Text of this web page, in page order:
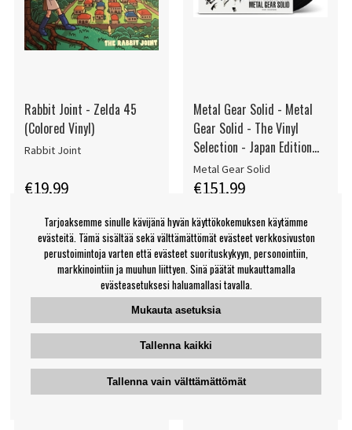
Rabbit Joint - Zelda 45
(Colored Vinyl)
Rabbit Joint
€19.99
Single
OSTA
Metal Gear Solid - Metal
Gear Solid - The Vinyl
Selection - Japan Edition
[Import]
Metal Gear Solid
€151.99
TARKKAILE
TUOTETTA
Tarjoaksemme sinulle kävijänä hyvän käyttökokemuksen käytämme
evästeitä. Tämä sisältää sekä välttämättömät evästeet verkkosivuston
perustoimintoja varten että evästeet suorituskykyyn, personointiin,
markkinointiin ja muuhun liittyen. Sinä päätät mukauttamalla
evästeasetuksesi haluamallasi tavalla.
Mukauta asetuksia
Tallenna kaikki
Tallenna vain välttämättömät